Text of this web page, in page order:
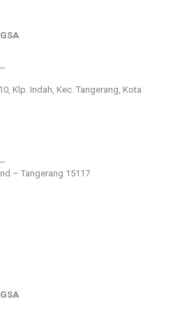
Klp. Indah, Kec. Tangerang, Kota
– Tangerang 15117